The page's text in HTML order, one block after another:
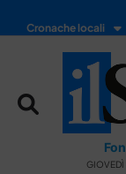
Cronache locali
GIOVEDÌ